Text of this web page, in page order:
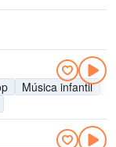
Música infantil